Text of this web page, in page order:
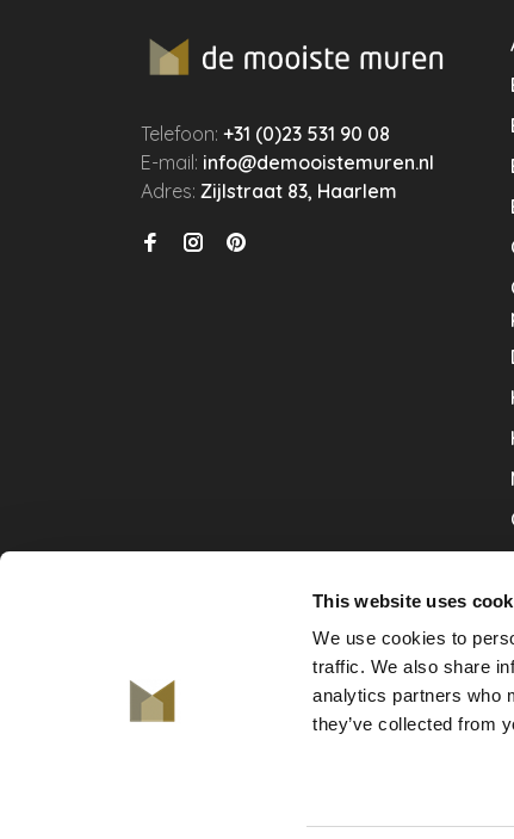
This website uses
We use cookies to
traffic. We also share
analytics partners who
they’ve collected from
Telefoon:+31 (0)23 531 90 08
E-mail: info@demooistemuren.nl
Adres:Zijlstraat 83, Haarlem